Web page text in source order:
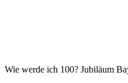
Wie werde ich 100? Jubiläum